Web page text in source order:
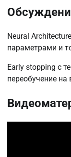
Neural
параметрами и
Early stopping с
переобучение